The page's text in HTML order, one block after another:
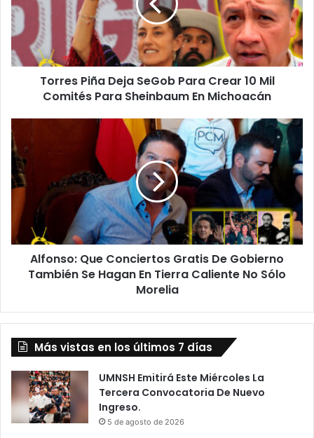
Para
Crear
10
Mil
Comités
Sheinbaum
Torres Piña Deja SeGob Para Crear 10 Mil
Comités Para Sheinbaum En Michoacán
Que
Conciertos
Gratis
De
Gobierno
También
Se
Hagan
Tierra
Sólo
Alfonso: Que Conciertos Gratis De Gobierno
También Se Hagan En Tierra Caliente No Sólo
Morelia
Más vistas en los últimos 7 días
UMNSH Emitirá Este Miércoles La
Tercera Convocatoria De Nuevo
Ingreso.
5 de agosto de 2026